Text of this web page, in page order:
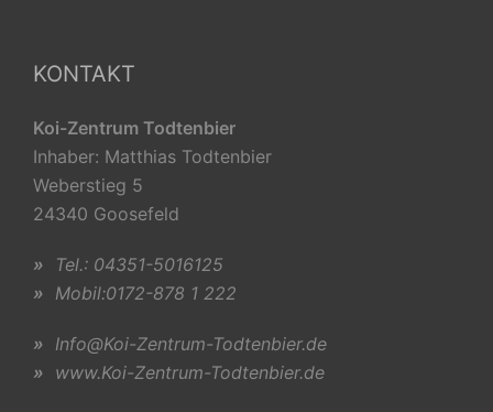
KONTAKT
Koi-Zentrum Todtenbier
Inhaber: Matthias Todtenbier
Weberstieg 5
24340 Goosefeld
» Tel.: 04351-5016125
» Mobil:0172-878 1 222
» Info@Koi-Zentrum-Todtenbier.de
» www.Koi-Zentrum-Todtenbier.de